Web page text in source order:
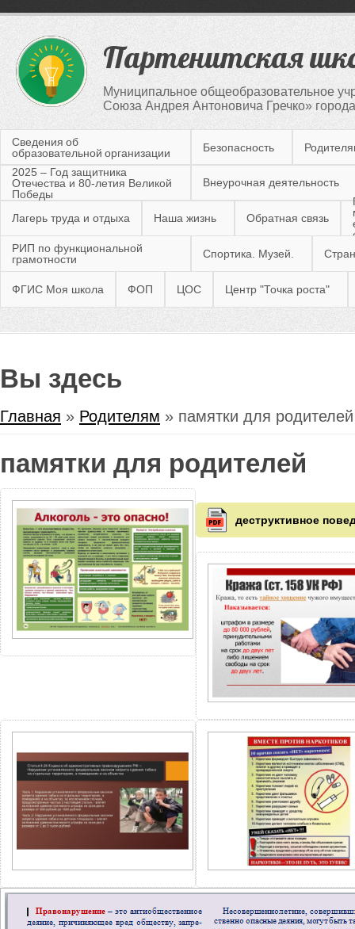
Партенитская
Муниципальное общеобразовательное
Союза Андрея Антоновича Гречко»
Сведения об
образовательной организации
Безопасность
2025 – Год защитника
Отечества и 80-летия Великой
Победы
Внеурочная деятельность
Лагерь труда и отдыха Наша жизнь Обратная связь
РИП по функциональной
грамотности
Спортика. Музей.
ФГИС Моя школа ФОП ЦОС Центр "Точка роста"
Вы здесь
Главная » Родителям » памятки для родителей
памятки для родителей
деструктивное